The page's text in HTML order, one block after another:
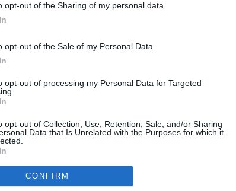
opt-out of the Sharing of my personal data.
opt-out of the Sale of my Personal Data.
opt-out of processing my Personal Data for Targeted
opt-out of Collection, Use, Retention, Sale, and/or Sharing
Data that Is Unrelated with the Purposes for which it
CONFIRM
ultimátum del Gobierno y mantiene los controles a viajeros de
15 de agosto: "No aceptamos imposiciones"
"medidas proporcionales"
contra las comunidades que no acojan a los menores
crisis de Ceuta